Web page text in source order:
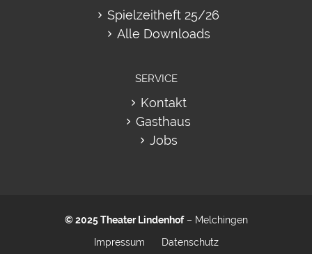
Spielzeitheft 25/26
Alle Downloads
SERVICE
Kontakt
Gasthaus
Jobs
© 2025Theater Lindenhof– Melchingen
Impressum
Datenschutz